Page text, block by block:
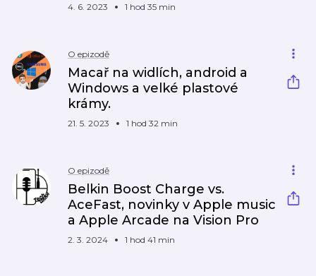
4. 6. 2023 1 hod 35 min
O epizodě
Macař na widlích, android a
Windows a velké plastové
krámy.
21. 5. 2023 1 hod 32 min
O epizodě
Belkin Boost Charge vs.
AceFast, novinky v Apple music
a Apple Arcade na Vision Pro
2. 3. 2024 1 hod 41 min